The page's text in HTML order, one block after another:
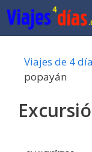
Saltar
al
contenido
Viajes de 4
popayán